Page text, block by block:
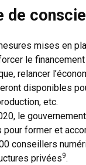
de
mises en
le
relancer
disponibles
etc.
le
pour former et
conseillers
privées9.